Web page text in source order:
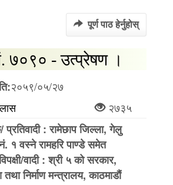
पूर्ण पाठ हेर्नुहोस्
७०९० - उत्प्रेषण ।
२०५९/०५/२७
२७३५
प्रतिवादी : रामेछाप जिल्ला, गेलु
१ वस्ने रामहरि पाण्डे समेत
वादी : श्री ५ को सरकार,
निर्माण मन्त्रालय, काठमाडौं